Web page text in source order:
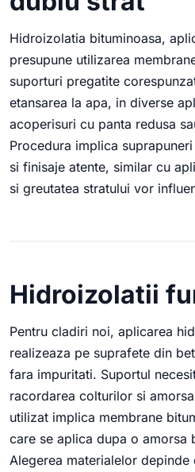
Hidroizolatia bituminoasa,
presupune utilizarea
suporturi pregatite
etansarea la apa, in diverse
acoperisuri cu panta redusa
Procedura implica
si finisaje atente, similar cu
si greutatea stratului vor
Hidroizolatii
Pentru cladiri noi, aplicarea
realizeaza pe suprafete din
fara impuritati. Suportul
racordarea colturilor si
utilizat implica membrane
care se aplica dupa o amorsa
Alegerea materialelor